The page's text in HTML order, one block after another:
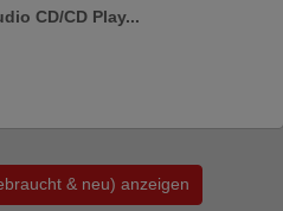
CD/CD Play...
& neu) anzeigen